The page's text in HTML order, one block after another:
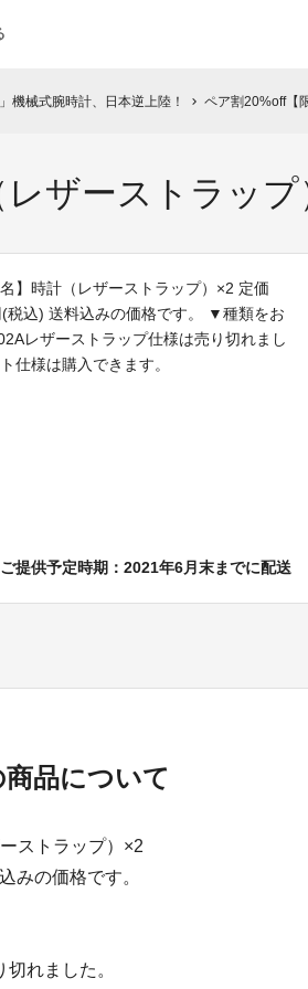
機械式腕時計、日本逆上陸！ chevron_right ペア割20%off【
ザーストラッ
】時計（レザーストラップ）×2 定価
込) 送料込みの価格です。 ▼種類をお
レザーストラップ仕様は売り切れまし
仕様は購入できます。
ご提供予定時期：2021年6月末までに配送
商品について
ストラップ）×2
みの価格です。
れました。